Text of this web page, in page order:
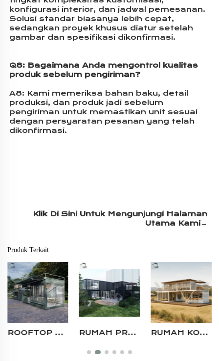
konfigurasi interior, dan jadwal pemesanan.
Solusi standar biasanya lebih cepat,
sedangkan proyek khusus diatur setelah
gambar dan spesifikasi dikonfirmasi.
Q8: Bagaimana Anda mengontrol kualitas
produk sebelum pengiriman?
A8: Kami memeriksa bahan baku, detail
produksi, dan produk jadi sebelum
pengiriman untuk memastikan unit sesuai
dengan persyaratan pesanan yang telah
dikonfirmasi.
Klik Di Sini Untuk Mengunjungi Halaman
Utama Kami→
Produk Terkait
RUMAH PREFAB MODULAR CUSTOM PROFESIONAL BANGUNAN CEPAT UNTUK KANTOR SEMENTARA DI LOKASI KONSTRUKSI APARTEMEN BAJA RUMAH KONTAINER RESTORAN PREFAB MODERN MEWAH STRUKTUR BAJA TAHAN LAMA 20FT 40FT BERTINGKAT CUSTOM RUMAH KONTAINER KOMERSIAL SIAP PAKAI DESAIN KHUSUS 2 LANTAI UNTUK KAFE RESTORAN